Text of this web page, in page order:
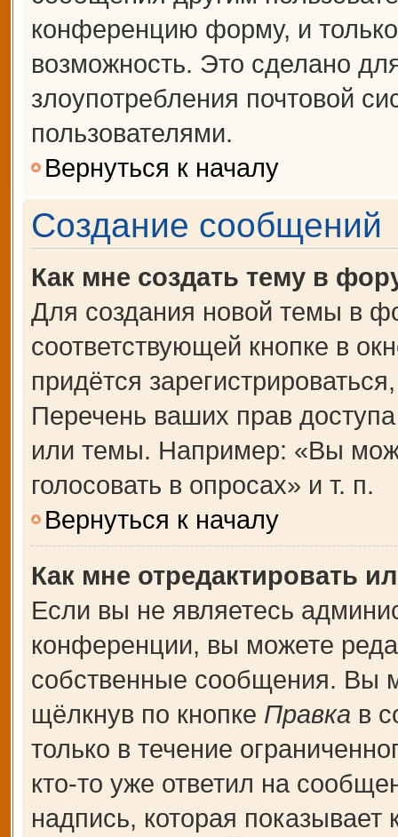
конференцию форму, и
возможность. Это сделано
злоупотребления почтовой
пользователями.
Вернуться к началу
Создание сообщений
Как мне создать тему в
Для создания новой темы в
соответствующей кнопке в
придётся
Перечень ваших прав
или темы. Например: «Вы
голосовать в опросах» и т. п.
Вернуться к началу
Как мне отредактировать
Если вы не являетесь
конференции, вы можете
собственные сообщения. Вы
щёлкнув по кнопке Правка в
только в течение
кто-то уже ответил на
надпись, которая показывает